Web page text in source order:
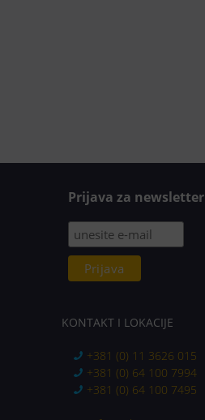
Prijava za newsletter
KONTAKT I LOKACIJE
+381 (0) 11 3626 015
+381 (0) 64 100 7994
+381 (0) 64 100 7495